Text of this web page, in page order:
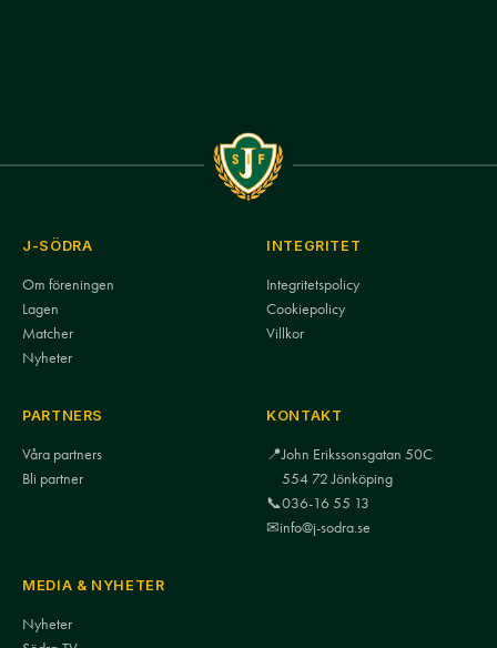
J-SÖDRA
Om föreningen
Lagen
Matcher
Nyheter
INTEGRITET
Integritetspolicy
Cookiepolicy
Villkor
PARTNERS
Våra partners
Bli partner
KONTAKT
📍John Erikssonsgatan 50C
554 72 Jönköping
📞036-16 55 13
✉info@j-sodra.se
MEDIA & NYHETER
Nyheter